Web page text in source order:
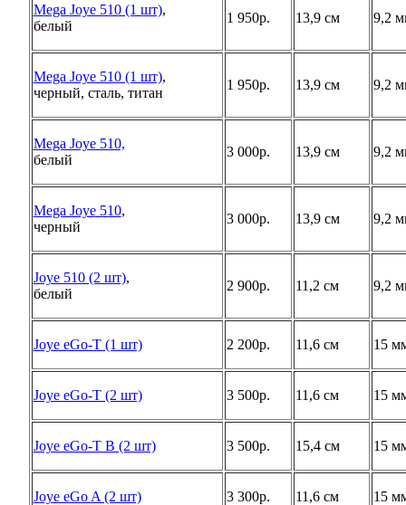
Mega Joye 510 (1 шт),
белый
1 950р. 13,9 см 9,2
Mega Joye 510 (1 шт),
черный, сталь, титан
1 950р. 13,9 см 9,2
Mega Joye 510,
белый
3 000р. 13,9 см 9,2
Mega Joye 510,
черный
3 000р. 13,9 см 9,2
Joye 510 (2 шт),
белый
2 900р. 11,2 см 9,2
Joye eGo-T (1 шт) 2 200р. 11,6 см 15
Joye eGo-T (2 шт) 3 500р. 11,6 см 15
Joye eGo-T B (2 шт) 3 500р. 15,4 см 15
Joye eGo A (2 шт) 3 300р. 11,6 см 15